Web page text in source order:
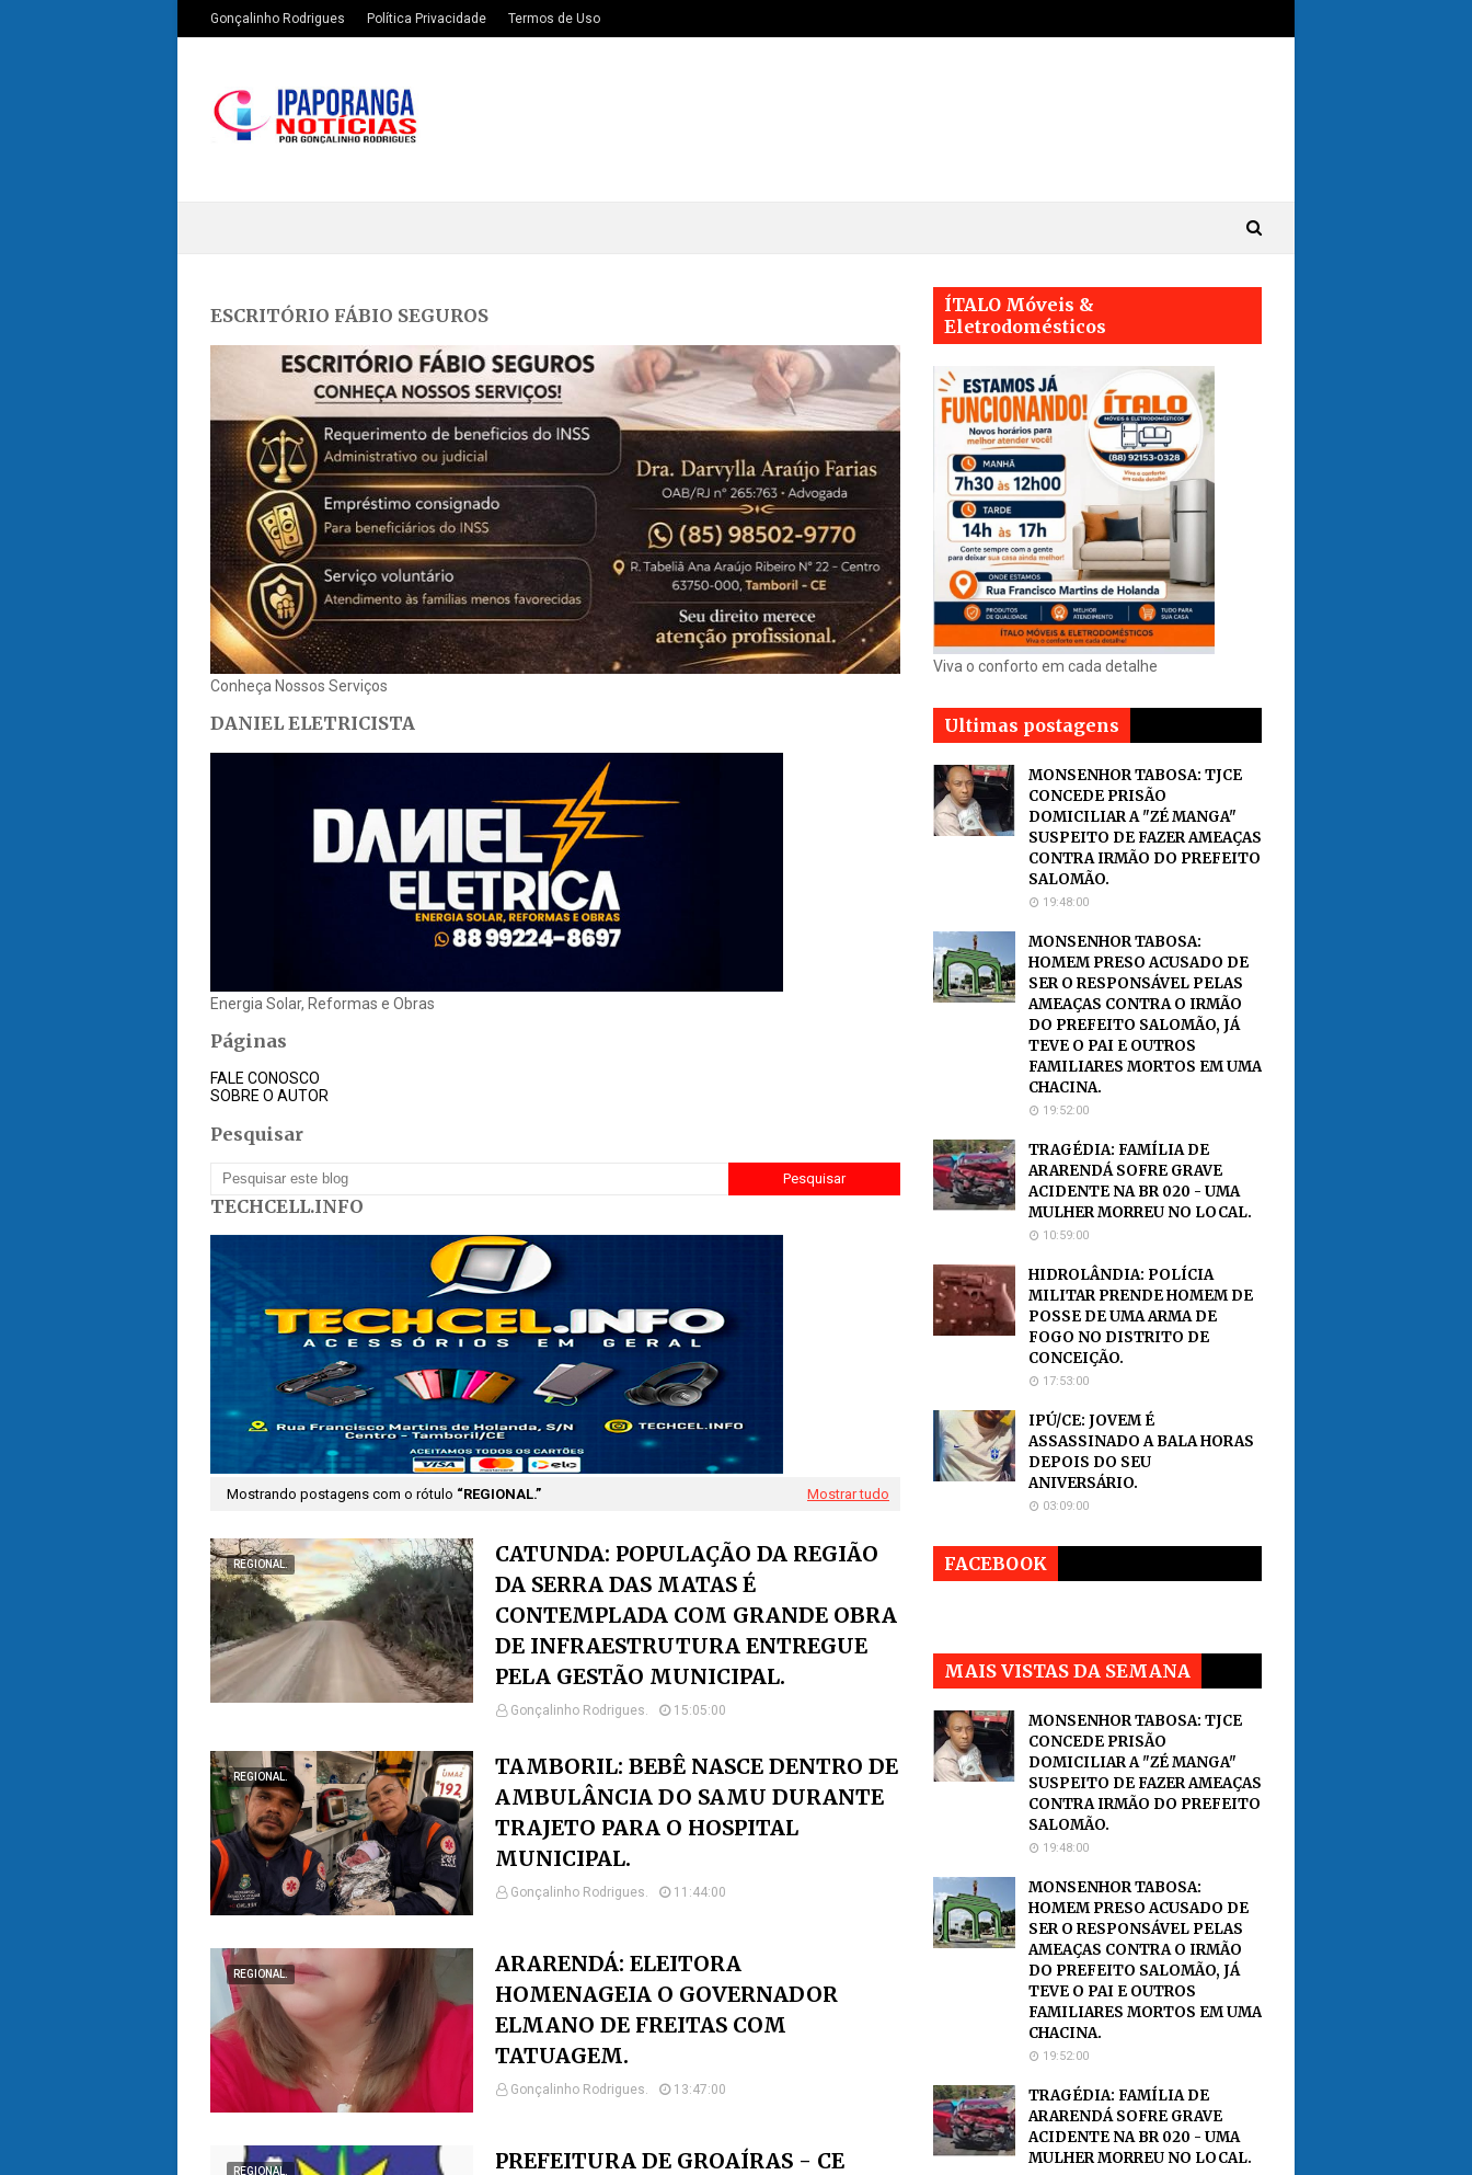
Gonçalinho Rodrigues Política Privacidade Termos de Uso
ESCRITÓRIO FÁBIO SEGUROS
Conheça Nossos Serviços
DANIEL ELETRICISTA
Energia Solar, Reformas e Obras
Páginas
FALE CONOSCO
SOBRE O AUTOR
Pesquisar
TECHCELL.INFO
Mostrando postagens com o rótulo REGIONAL. Mostrar tudo
REGIONAL.
CATUNDA: POPULAÇÃO DA REGIÃO
DA SERRA DAS MATAS É
CONTEMPLADA COM GRANDE OBRA
DE INFRAESTRUTURA ENTREGUE
PELA GESTÃO MUNICIPAL.
Gonçalinho Rodrigues. 15:05:00
REGIONAL.
TAMBORIL: BEBÊ NASCE DENTRO DE
AMBULÂNCIA DO SAMU DURANTE
TRAJETO PARA O HOSPITAL
MUNICIPAL.
Gonçalinho Rodrigues. 11:44:00
REGIONAL.
ARARENDÁ: ELEITORA
HOMENAGEIA O GOVERNADOR
ELMANO DE FREITAS COM
TATUAGEM.
Gonçalinho Rodrigues. 13:47:00
REGIONAL.
PREFEITURA DE GROAÍRAS - CE
ÍTALO Móveis &
Eletrodomésticos
Viva o conforto em cada detalhe
Ultimas postagens
MONSENHOR TABOSA: TJCE
CONCEDE PRISÃO
DOMICILIAR A "ZÉ MANGA"
SUSPEITO DE FAZER AMEAÇAS
CONTRA IRMÃO DO PREFEITO
SALOMÃO.
19:48:00
MONSENHOR TABOSA:
HOMEM PRESO ACUSADO DE
SER O RESPONSÁVEL PELAS
AMEAÇAS CONTRA O IRMÃO
DO PREFEITO SALOMÃO, JÁ
TEVE O PAI E OUTROS
FAMILIARES MORTOS EM UMA
CHACINA.
19:52:00
TRAGÉDIA: FAMÍLIA DE
ARARENDÁ SOFRE GRAVE
ACIDENTE NA BR 020 - UMA
MULHER MORREU NO LOCAL.
10:59:00
HIDROLÂNDIA: POLÍCIA
MILITAR PRENDE HOMEM DE
POSSE DE UMA ARMA DE
FOGO NO DISTRITO DE
CONCEIÇÃO.
17:53:00
IPÚ/CE: JOVEM É
ASSASSINADO A BALA HORAS
DEPOIS DO SEU
ANIVERSÁRIO.
03:09:00
FACEBOOK
MAIS VISTAS DA SEMANA
MONSENHOR TABOSA: TJCE
CONCEDE PRISÃO
DOMICILIAR A "ZÉ MANGA"
SUSPEITO DE FAZER AMEAÇAS
CONTRA IRMÃO DO PREFEITO
SALOMÃO.
19:48:00
MONSENHOR TABOSA:
HOMEM PRESO ACUSADO DE
SER O RESPONSÁVEL PELAS
AMEAÇAS CONTRA O IRMÃO
DO PREFEITO SALOMÃO, JÁ
TEVE O PAI E OUTROS
FAMILIARES MORTOS EM UMA
CHACINA.
19:52:00
TRAGÉDIA: FAMÍLIA DE
ARARENDÁ SOFRE GRAVE
ACIDENTE NA BR 020 - UMA
MULHER MORREU NO LOCAL.